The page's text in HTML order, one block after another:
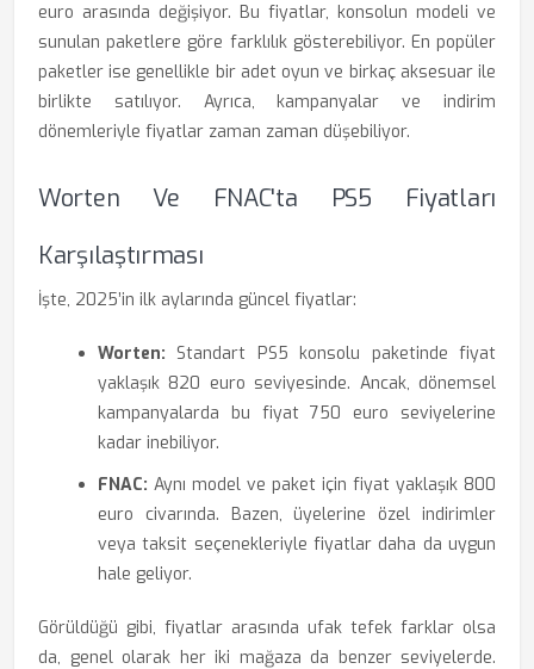
euro arasında değişiyor. Bu fiyatlar, konsolun modeli ve
sunulan paketlere göre farklılık gösterebiliyor. En popüler
paketler ise genellikle bir adet oyun ve birkaç aksesuar ile
birlikte satılıyor. Ayrıca, kampanyalar ve indirim
dönemleriyle fiyatlar zaman zaman düşebiliyor.
Worten Ve FNAC'ta PS5 Fiyatları
Karşılaştırması
İşte, 2025’in ilk aylarında güncel fiyatlar:
Worten: Standart PS5 konsolu paketinde fiyat
yaklaşık 820 euro seviyesinde. Ancak, dönemsel
kampanyalarda bu fiyat 750 euro seviyelerine
kadar inebiliyor.
FNAC: Aynı model ve paket için fiyat yaklaşık 800
euro civarında. Bazen, üyelerine özel indirimler
veya taksit seçenekleriyle fiyatlar daha da uygun
hale geliyor.
Görüldüğü gibi, fiyatlar arasında ufak tefek farklar olsa
da, genel olarak her iki mağaza da benzer seviyelerde.